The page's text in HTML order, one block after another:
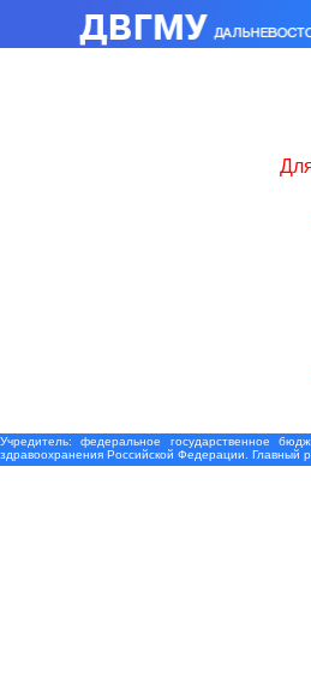
Учредитель: федеральное государственное
здравоохранения Российской Федерации. Главный